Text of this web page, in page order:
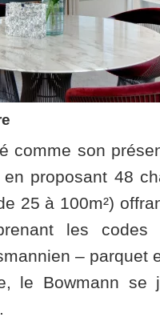
comme son
proposant 48
25 à 100m²)
les codes
– parquet
le Bowmann